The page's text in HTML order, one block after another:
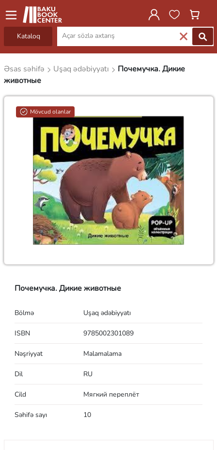
Kataloq
Əsas səhifə Uşaq ədəbiyyatı
Почемучка. Дикие
животные
Mövcud olanlar
Почемучка. Дикие животные
Bölmə Uşaq ədəbiyyatı
ISBN 9785002301089
Nəşriyyat Malamalama
Dil RU
Cild Мягкий переплёт
Səhifə sayı 10